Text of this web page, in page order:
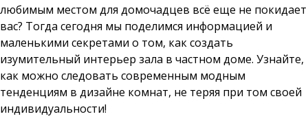
любимым местом для домочадцев всё еще не покидает
вас? Тогда сегодня мы поделимся информацией и
маленькими секретами о том, как создать
изумительный интерьер зала в частном доме. Узнайте,
как можно следовать современным модным
тенденциям в дизайне комнат, не теряя при том своей
индивидуальности!